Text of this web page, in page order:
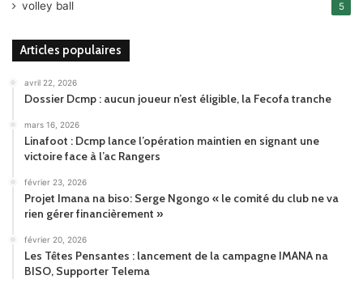
volley ball 5
Articles populaires
avril 22, 2026
Dossier Dcmp : aucun joueur n’est éligible, la Fecofa tranche
mars 16, 2026
Linafoot : Dcmp lance l’opération maintien en signant une
victoire face à l’ac Rangers
février 23, 2026
Projet Imana na biso: Serge Ngongo « le comité du club ne va
rien gérer financièrement »
février 20, 2026
Les Têtes Pensantes : lancement de la campagne IMANA na
BISO, Supporter Telema